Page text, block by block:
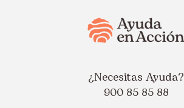
¿Necesitas Ayuda?
900 85 85 88